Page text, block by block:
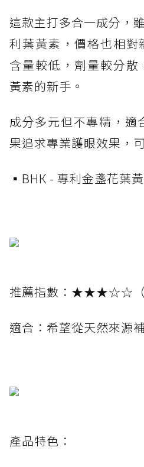
這款主打多合一成分，
利葉黃素，價格也相對
含量較低，劑量較分
黃素的新手。
成分多元但不專精，適
果追求專業護眼效果，
▪️ВНК - 專利金盞花葉
推薦指數：★★★☆☆（
適合：希望從天然來源
產品特色：